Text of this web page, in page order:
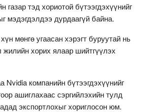
газар тэд хориотой бүтээгдэхүүнийг
мэдэгдэлдээ дурдаагүй байна.
мөнгө угаасан хэрэгт буруутай нь
жилийн хорих ялаар шийтгүүлэх
Nvidia компанийн бүтээгдэхүүнийг
ашиглахаас сэргийлэхийн тулд
экспортлохыг хориглосон юм.